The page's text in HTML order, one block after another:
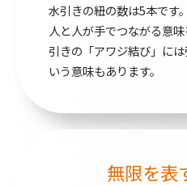
水引きの紐の数は5本です
人と人が手でつながる意味
引きの「アワジ結び」に
いう意味もあります。
無限を